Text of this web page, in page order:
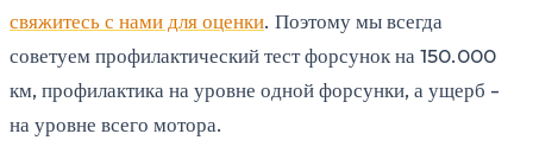
свяжитесь с нами для оценки. Поэтому мы всегда
советуем профилактический тест форсунок на 150.000
км, профилактика на уровне одной форсунки, а ущерб -
на уровне всего мотора.